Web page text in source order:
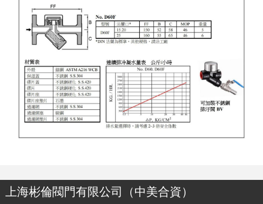
上海彬倫閥門有限公司（中美合資）